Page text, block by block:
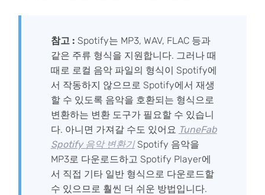
참고 : Spotify는 MP3, WAV, FLAC 등과
같은 주류 형식을 지원합니다. 그러나 때
때로 로컬 음악 파일의 형식이 Spotify에
서 작동하지 않으므로 Spotify에서 재생
할 수 있도록 음악을 호환되는 형식으로
변환하는 변환 도구가 필요할 수 있습니
다. 아니면 가져갈 수도 있어요 TuneFab
Spotify 음악 변환기Spotify 음악을
MP3로 다운로드하고 Spotify Player에
서 직접 기타 일반 형식으로 다운로드할
수 있으므로 훨씬 더 쉬운 방법입니다.